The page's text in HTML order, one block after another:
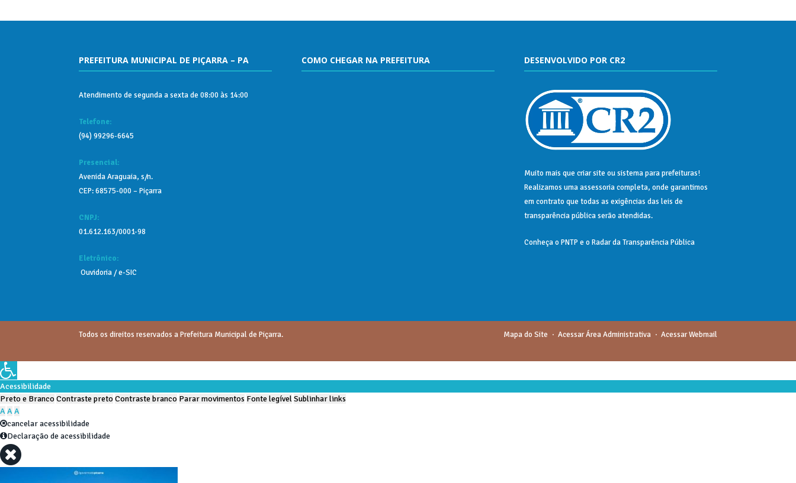
PREFEITURA MUNICIPAL DE PIÇARRA – PA
Atendimento de segunda a sexta de 08:00 às 14:00
Telefone:
(94) 99296-6645
Presencial:
Avenida Araguaia, s/n.
CEP: 68575-000 – Piçarra
CNPJ:
01.612.163/0001-98
Eletrônico:
Ouvidoria /e-SIC
COMO CHEGAR NA PREFEITURA DESENVOLVIDO POR CR2
Muito mais que criar site ousistema para prefeituras!
Realizamos umaassessoriacompleta, onde garantimos
em contrato que todas as exigências das leis de
transparência públicaserão atendidas.
Conheça o PNTP e o Radar da Transparência Pública
Todos os direitos reservados a Prefeitura Municipal de Piçarra. Mapa do Site Acessar Área Administrativa Acessar Webmail
Acessibilidade
Preto e BrancoContraste pretoContraste branco Parar movimentos Fonte legívelSublinhar links
AAA
cancelar acessibilidade
Declaração de acessibilidade